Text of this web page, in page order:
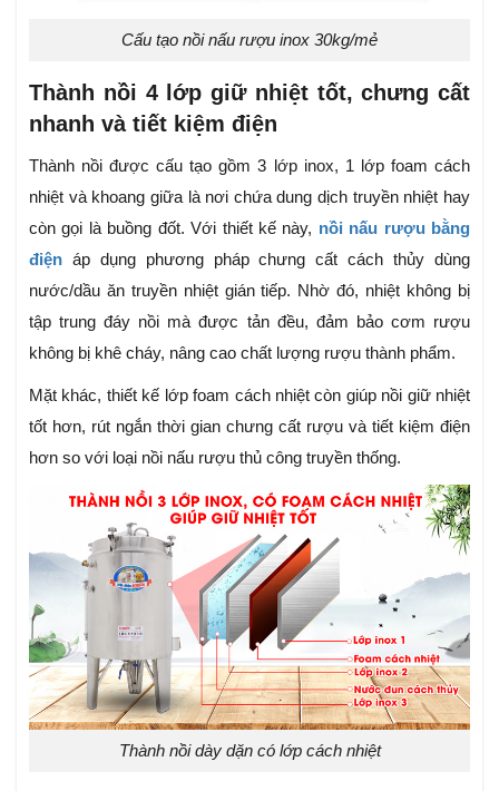
Cấu tạo nồi nấu rượu inox 30kg/mẻ
Thành nồi 4 lớp giữ nhiệt tốt, chưng cất
nhanh và tiết kiệm điện
Thành nồi được cấu tạo gồm 3 lớp inox, 1 lớp foam cách
nhiệt và khoang giữa là nơi chứa dung dịch truyền nhiệt hay
còn gọi là buồng đốt. Với thiết kế này, nồi nấu rượu bằng
điện áp dụng phương pháp chưng cất cách thủy dùng
nước/dầu ăn truyền nhiệt gián tiếp. Nhờ đó, nhiệt không bị
tập trung đáy nồi mà được tản đều, đảm bảo cơm rượu
không bị khê cháy, nâng cao chất lượng rượu thành phẩm.
Mặt khác, thiết kế lớp foam cách nhiệt còn giúp nồi giữ nhiệt
tốt hơn, rút ngắn thời gian chưng cất rượu và tiết kiệm điện
hơn so với loại nồi nấu rượu thủ công truyền thống.
Thành nồi dày dặn có lớp cách nhiệt